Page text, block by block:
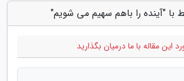
با "آینده را باهم سهیم می شویم"
این مقاله با ما درمیان بگذارید